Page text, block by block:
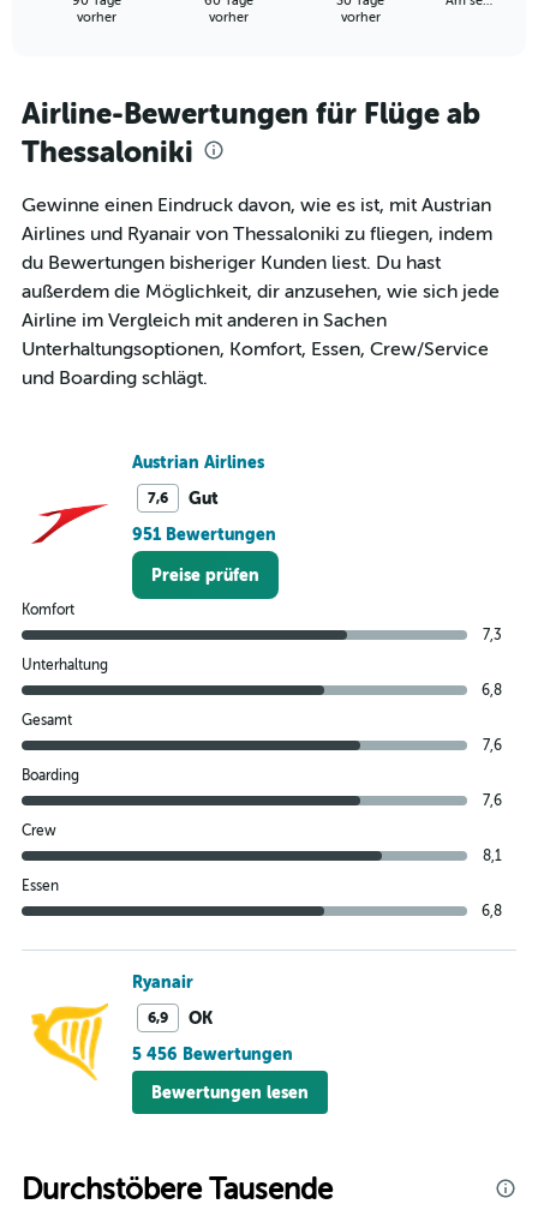
Range:
91
categories.
chart
1
Y
axis
displaying
values.
Range:
0
vorher
vorher
vorher
Airline-Bewertungen für Flüge ab
Thessaloniki
Gewinne einen Eindruck davon, wie es ist, mit Austrian
Airlines und Ryanair von Thessaloniki zu fliegen, indem
du Bewertungen bisheriger Kunden liest. Du hast
außerdem die Möglichkeit, dir anzusehen, wie sich jede
Airline im Vergleich mit anderen in Sachen
Unterhaltungsoptionen, Komfort, Essen, Crew/Service
und Boarding schlägt.
Austrian Airlines
7,6
Gut
951 Bewertungen
Preise prüfen
Komfort
7,3
Unterhaltung
6,8
Gesamt
7,6
Boarding
7,6
Crew
8,1
Essen
6,8
Ryanair
6,9
OK
5 456 Bewertungen
Bewertungen lesen
Durchstöbere Tausende